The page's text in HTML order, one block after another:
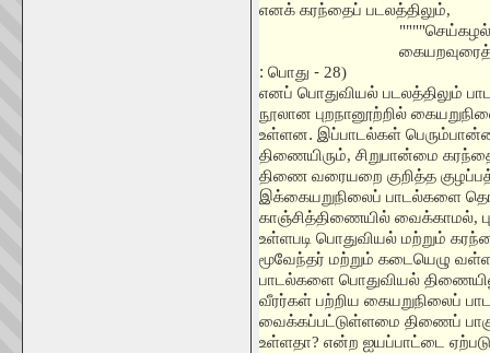
எனக் கரந்தைப் படலத்திலும்,
""""
: பொது - 28)
எனப் பொதுவியல் படலத்திலும்
நூலான புறநானூற்றில்
உள்ளன. இப்பாடல்கள்
திணையிரும், சிறுபான்மை
திணை வரையறை குறித்த
இக்கையறுநிலைப் பாடல்களை
காஞ்சித்திணையில் வைக்காமல்,
உள்ளபடி பொதுவியல் மற்றும்
மூவேந்தர் மற்றும் கடையெழு
பாடல்களை பொதுவியல்
வீரர்கள் பற்றிய கையறுநிலைப்
வைக்கப்பட்டுள்ளமை திணைப்
உள்ளதா? என்ற ஐயப்பாட்டை